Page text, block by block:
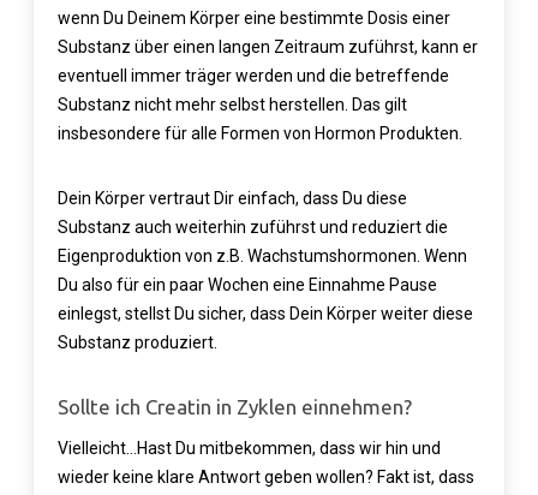
wenn Du Deinem Körper eine bestimmte Dosis einer
Substanz über einen langen Zeitraum zuführst, kann er
eventuell immer träger werden und die betreffende
Substanz nicht mehr selbst herstellen. Das gilt
insbesondere für alle Formen von Hormon Produkten.
Dein Körper vertraut Dir einfach, dass Du diese
Substanz auch weiterhin zuführst und reduziert die
Eigenproduktion von z.B. Wachstumshormonen. Wenn
Du also für ein paar Wochen eine Einnahme Pause
einlegst, stellst Du sicher, dass Dein Körper weiter diese
Substanz produziert.
Sollte ich Creatin in Zyklen einnehmen?
Vielleicht…Hast Du mitbekommen, dass wir hin und
wieder keine klare Antwort geben wollen? Fakt ist, dass